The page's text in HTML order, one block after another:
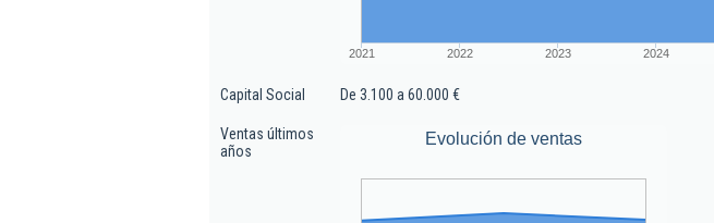
2021 2022 2023 2024
Capital Social De 3.100 a 60.000 €
Ventas últimos
años
Evolución de ventas